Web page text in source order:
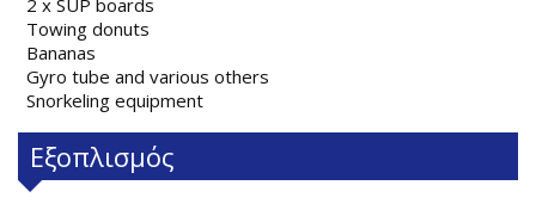
Towing donuts
Bananas
Gyro tube and various others
Snorkeling equipment
Εξοπλισμός